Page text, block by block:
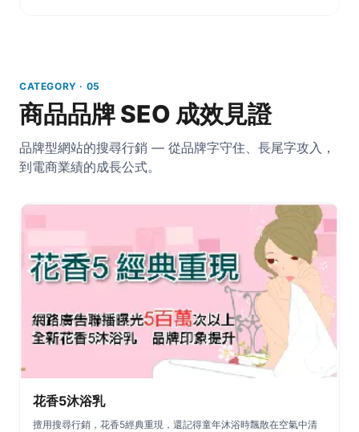
CATEGORY · 05
商品品牌 SEO 成效見證
品牌型網站的搜尋行銷 — 從品牌字守住、長尾字攻入，
到電商業績的成長公式。
花香5沐浴乳
擅用搜尋行銷，花香5經典重現，還記得童年沐浴時飄散在空氣中清